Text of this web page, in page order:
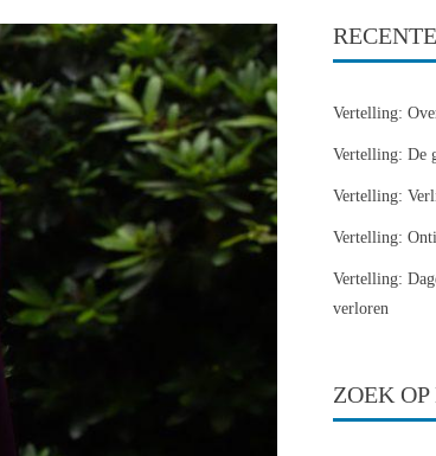
Vertelling:
Vertelling: De
Vertelling:
Vertelling:
Vertelling:
verloren
ZOEK